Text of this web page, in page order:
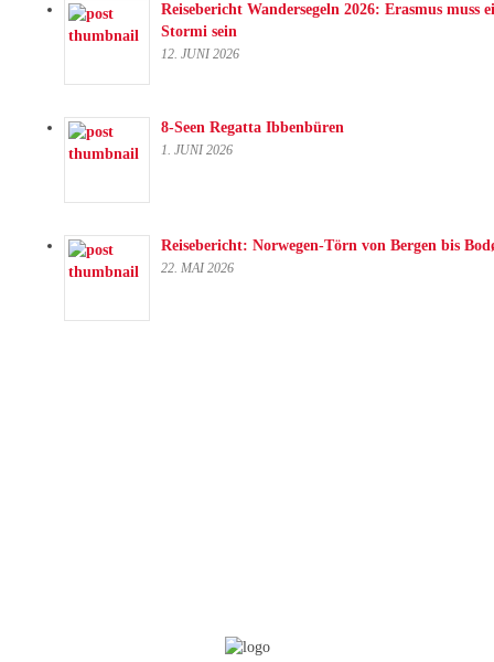
Reisebericht Wandersegeln 2026: Erasmus muss
Stormi sein
12. JUNI 2026
8-Seen Regatta Ibbenbüren
1. JUNI 2026
Reisebericht: Norwegen-Törn von Bergen bis
22. MAI 2026